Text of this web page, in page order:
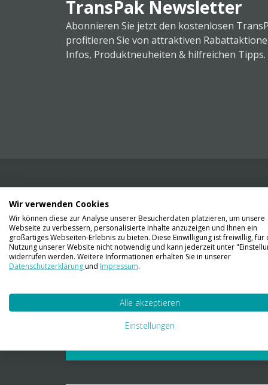
TransPak Newsletter
Abonnieren Sie jetzt den kostenlosen
profitieren Sie von attraktiven
Infos, Produktneuheiten & hilfreichen Tipps.
Wir liefern Ihnen Ihre Ware. Abholung ist
Gründen nicht möglich.
Kontaktieren Sie uns
01 23 06 03 888
info@transpak.at
Verpackungslexikon
Wir verwenden Cookies
Wir können diese zur Analyse unserer Besucherdaten platzieren, um unsere
Webseite zu verbessern, personalisierte Inhalte anzuzeigen und Ihnen ein
großartiges Webseiten-Erlebnis zu bieten. Diese Einwilligung ist freiwillig, für
Nutzung unserer Website nicht notwendig und kann jederzeit unter
widerrufen werden. Weitere Informationen erhalten Sie in unserer
Datenschutzerklärungund Impressum.
Alle akzeptieren
Einstellungen